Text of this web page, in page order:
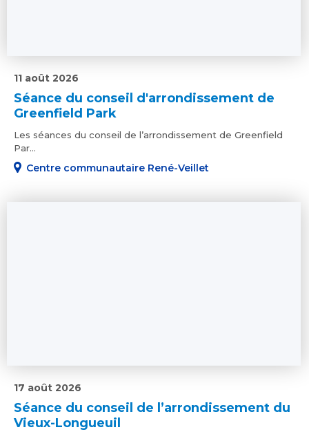
Séance du conseil d'arrondissement de
Greenfield Park
11 août 2026
Les séances du conseil de l’arrondissement de Greenfield
Par...
Centre communautaire René-Veillet
Séance du conseil de l’arrondissement du
Vieux-Longueuil
17 août 2026